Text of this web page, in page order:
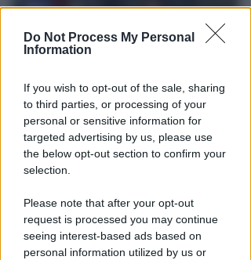
Do Not Process My Personal
Information
If you wish to opt-out of the sale, sharing
to third parties, or processing of your
personal or sensitive information for
targeted advertising by us, please use
the below opt-out section to confirm your
selection.
Please note that after your opt-out
request is processed you may continue
seeing interest-based ads based on
personal information utilized by us or
VITTIMA UN ANZIANO RIMINESE
arrestati grazie all'occhio
esperto di un agente
Lamberto Abbati